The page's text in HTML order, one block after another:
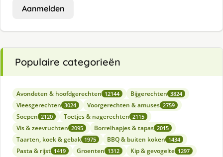
Aanmelden
Populaire categorieën
Avondeten & hoofdgerechten 12144 Bijgerechten 3824
Vleesgerechten 3024 Voorgerechten & amuses 2759
Soepen 2120 Toetjes & nagerechten 2115
Vis & zeevruchten 2095 Borrelhapjes & tapas 2015
Taarten, koek & gebak 1975 BBQ & buiten koken 1434
Pasta & rijst 1419 Groenten 1312 Kip & gevogelte 1297